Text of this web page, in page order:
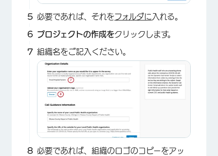
×
必要であれば、それをフォルダに入れる。
プロジェクトの作成をクリックします。
組織名をご記入ください。
必要であれば、組織のロゴのコピーをアッ